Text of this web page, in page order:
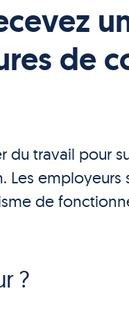
de
du travail pour
Les employeurs
de
?